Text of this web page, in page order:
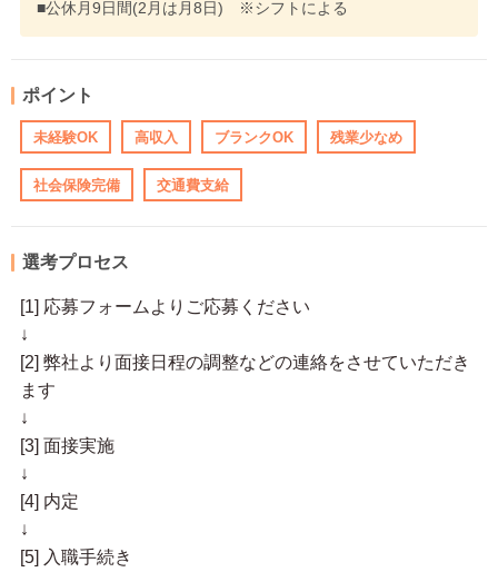
■公休月9日間(2月は月8日) ※シフトによる
ポイント
未経験OK 高収入 ブランクOK 残業少なめ
社会保険完備 交通費支給
選考プロセス
[1] 応募フォームよりご応募ください
↓
[2] 弊社より面接日程の調整などの連絡をさせていただき
ます
↓
[3] 面接実施
↓
[4] 内定
↓
[5] 入職手続き